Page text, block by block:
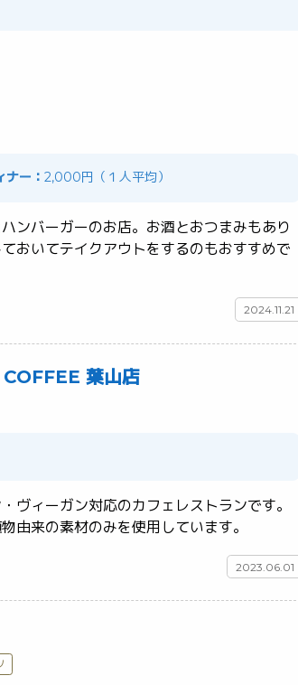
ナー：2,000円（１人平均）
ンバーガーのお店。お酒とおつまみもあり
おいてテイクアウトをするのもおすすめで
葉山店
ヴィーガン対応のカフェレストランです。
2023.06.01